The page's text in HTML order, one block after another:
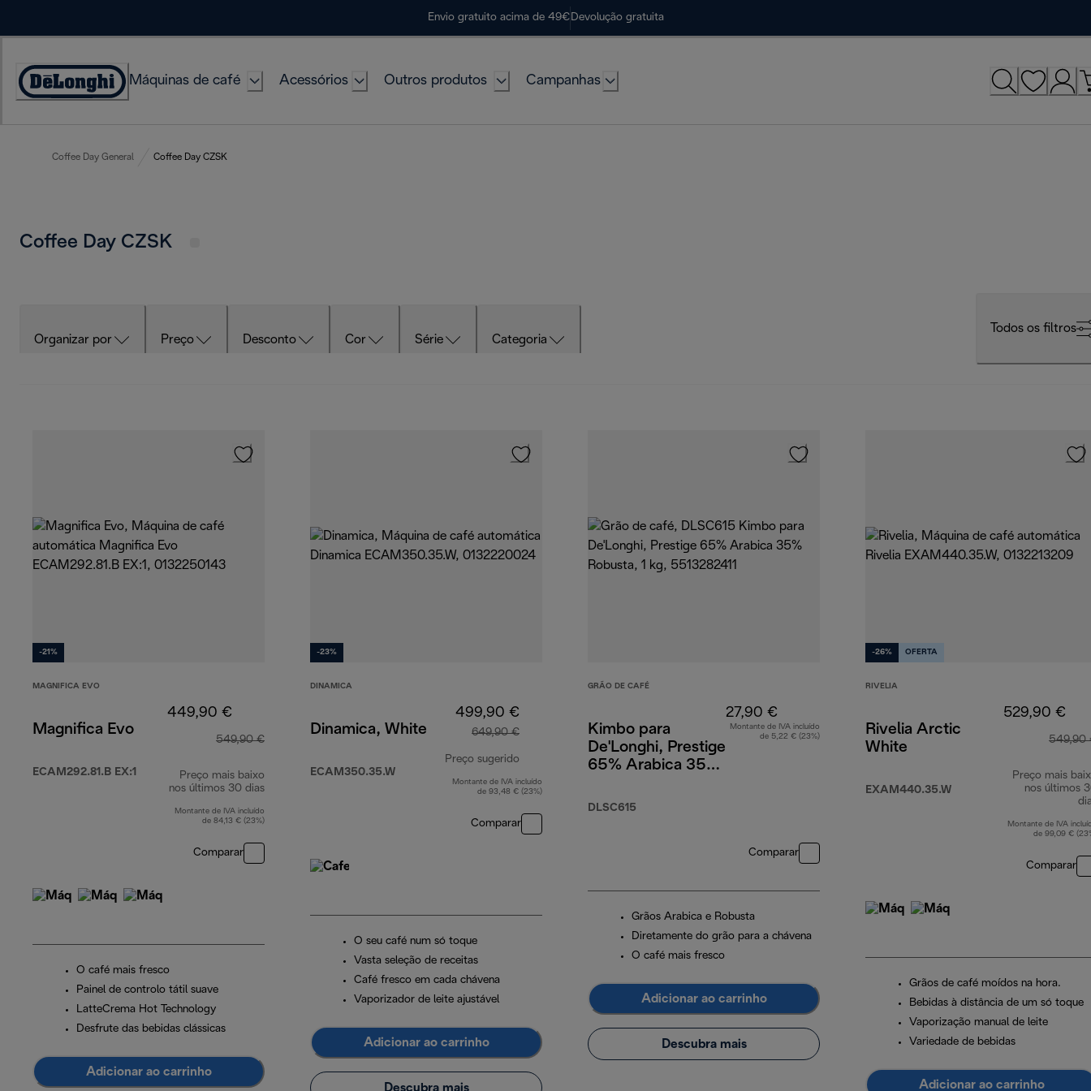
Envio gratuito acima de 49€ Devolução gratuita
Accessibility
Máquinas de café Acessórios Outros produtos Campanhas
Coffee Day General Coffee Day CZSK
Coffee Day CZSK
Organizar por Preço Desconto Cor Série Categoria
Todos os filtros
-21%
MAGNIFICA EVO
Magnifica Evo
ECAM292.81.B EX:1
449,90 €
549,90 €
Preço mais baixo
nos últimos 30 dias
Montante de IVA incluído
de 84,13 € (23%)
Comparar
O café mais fresco
Painel de controlo tátil suave
LatteCrema Hot Technology
Desfrute das bebidas clássicas
Adicionar ao carrinho
-23%
DINAMICA
Dinamica, White
ECAM350.35.W
499,90 €
649,90 €
Preço sugerido
preço original 649,90 €
Montante de IVA incluído
de 93,48 € (23%)
Comparar
O seu café num só toque
Vasta seleção de receitas
Café fresco em cada chávena
Vaporizador de leite ajustável
Adicionar ao carrinho
Descubra mais
GRÃO DE CAFÉ
Kimbo para
De'Longhi, Prestige
65% Arabica 35%
DLSC615
27,90 €
Montante de IVA incluído
de 5,22 € (23%)
Comparar
Grãos Arabica e Robusta
Diretamente do grão para a chávena
O café mais fresco
Adicionar ao carrinho
Descubra mais
-26% OFERTA
RIVELIA
Rivelia Arctic
White
EXAM440.35.W
529,90 €
549,90
Preço mais
nos últimos
Montante de IVA
de 99,09 €
Comparar
Grãos de café moídos na hora.
Bebidas à distância de um só toque
Vaporização manual de leite
Variedade de bebidas
Adicionar ao carrinho